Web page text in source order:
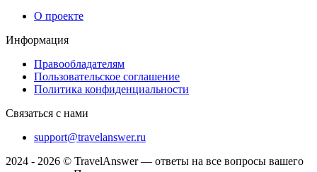
О проекте
Информация
Правообладателям
Пользовательское соглашение
Политика конфиденциальности
Связаться с нами
support@travelanswer.ru
2024 - 2026 © TravelAnswer — ответы на все вопросы вашего